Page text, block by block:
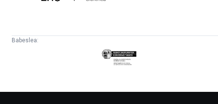
Babeslea:
Eusko
Jaurlaritza